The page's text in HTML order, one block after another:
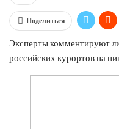
Поделиться
Эксперты комментируют
российских курортов на